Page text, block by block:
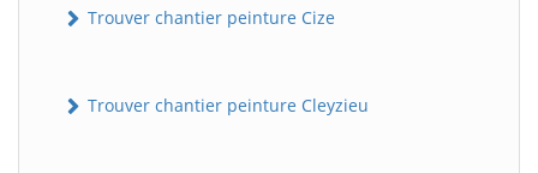
Trouver chantier peinture Cize
Trouver chantier peinture Cleyzieu